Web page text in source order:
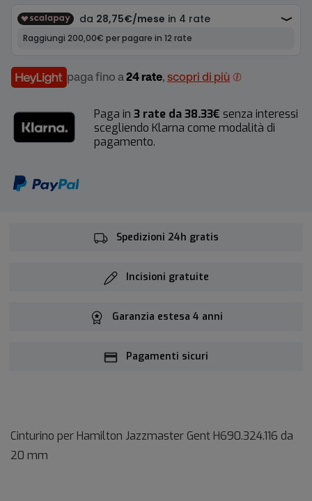
paga fino a 24 rate, scopri di più
Paga in 3 rate da 38.33€ senza interessi
scegliendo Klarna come modalità di
pagamento.
Spedizioni 24h gratis
Incisioni gratuite
Garanzia estesa 4 anni
Pagamenti sicuri
Cinturino per Hamilton Jazzmaster Gent H690.324.116 da
20 mm